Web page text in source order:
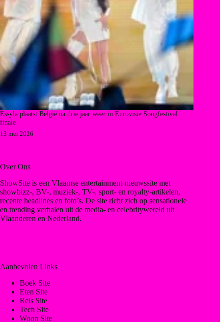
Essyla plaatst België na drie jaar weer in Eurovisie Songfestival
finale
13 mei 2026
Over Ons
ShowSite is een Vlaamse entertainment-nieuwssite met
showbizz-, BV-, muziek-, TV-, sport- en royalty-artikelen,
recente headlines en foto’s. De site richt zich op sensationele
en trending verhalen uit de media- en celebritywereld uit
Vlaanderen en Nederland.
Aanbevolen Links
Boek Site
Eten Site
Reis Site
Tech Site
Woon Site